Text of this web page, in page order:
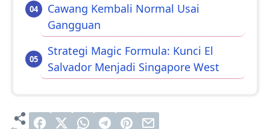
Cawang Kembali Normal Usai
Gangguan
Strategi Magic Formula: Kunci El
Salvador Menjadi Singapore West